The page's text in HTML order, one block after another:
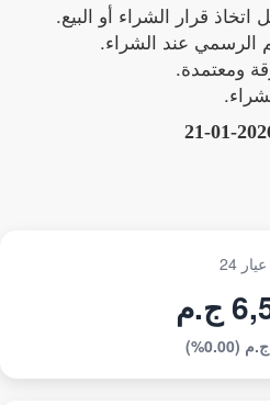
اتخاذ قرار الشراء أو البيع.
الرسمي عند الشراء.
ومعتمدة.
عيار 24
ج.م